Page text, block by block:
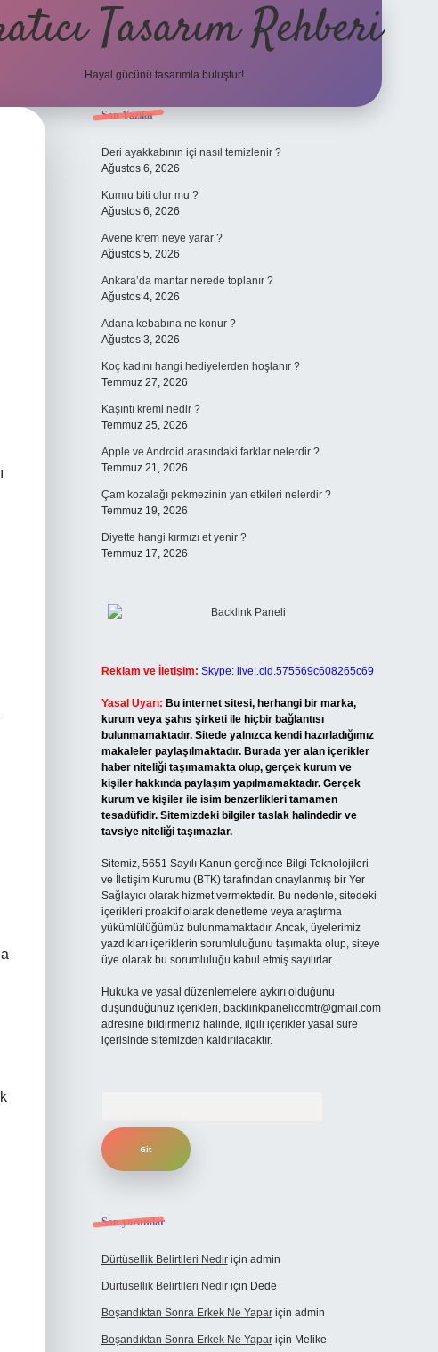
Tasarım Rehberi
Hayal gücünü tasarımla buluştur!
Sidebar
Son Yazılar
Deri ayakkabının içi nasıl temizlenir ?
Ağustos 6, 2026
Kumru biti olur mu ?
Ağustos 6, 2026
Avene krem neye yarar ?
Ağustos 5, 2026
Ankara’da mantar nerede toplanır ?
Ağustos 4, 2026
Adana kebabına ne konur ?
Ağustos 3, 2026
Koç kadını hangi hediyelerden hoşlanır ?
Temmuz 27, 2026
Kaşıntı kremi nedir ?
Temmuz 25, 2026
Apple ve Android arasındaki farklar nelerdir ?
Temmuz 21, 2026
Çam kozalağı pekmezinin yan etkileri nelerdir ?
Temmuz 19, 2026
Diyette hangi kırmızı et yenir ?
Temmuz 17, 2026
Reklam ve İletişim: Skype: live:.cid.575569c608265c69
Yasal Uyarı: Bu internet sitesi, herhangi bir marka,
kurum veya şahıs şirketi ile hiçbir bağlantısı
bulunmamaktadır. Sitede yalnızca kendi hazırladığımız
makaleler paylaşılmaktadır. Burada yer alan içerikler
haber niteliği taşımamakta olup, gerçek kurum ve
kişiler hakkında paylaşım yapılmamaktadır. Gerçek
kurum ve kişiler ile isim benzerlikleri tamamen
tesadüfidir. Sitemizdeki bilgiler taslak halindedir ve
tavsiye niteliği taşımazlar.
Sitemiz, 5651 Sayılı Kanun gereğince Bilgi Teknolojileri
ve İletişim Kurumu (BTK) tarafından onaylanmış bir Yer
Sağlayıcı olarak hizmet vermektedir. Bu nedenle, sitedeki
içerikleri proaktif olarak denetleme veya araştırma
yükümlülüğümüz bulunmamaktadır. Ancak, üyelerimiz
yazdıkları içeriklerin sorumluluğunu taşımakta olup, siteye
üye olarak bu sorumluluğu kabul etmiş sayılırlar.
Hukuka ve yasal düzenlemelere aykırı olduğunu
düşündüğünüz içerikleri, backlinkpanelicomtr@gmail.com
adresine bildirmeniz halinde, ilgili içerikler yasal süre
içerisinde sitemizden kaldırılacaktır.
Son yorumlar
Dürtüsellik Belirtileri Nediriçin admin
Dürtüsellik Belirtileri Nediriçin Dede
Boşandıktan Sonra Erkek Ne Yapariçin admin
Boşandıktan Sonra Erkek Ne Yapariçin Melike